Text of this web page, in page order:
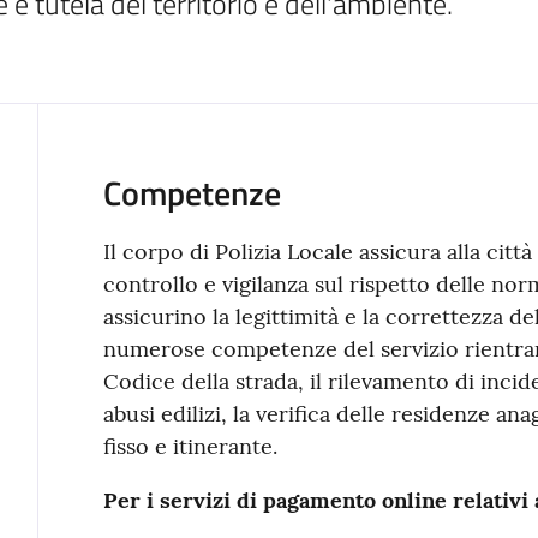
Competenze
Il corpo di Polizia Locale assicura alla
controllo e vigilanza sul rispetto delle
assicurino la legittimità e la correttezza
numerose competenze del servizio
Codice della strada, il rilevamento di
abusi edilizi, la verifica delle residenze
fisso e itinerante.
Per i servizi di pagamento online relativi